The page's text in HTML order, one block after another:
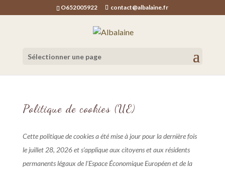
O652005922 contact@albalaine.fr
Sélectionner une page
Politique de cookies (UE)
Cette politique de cookies a été mise à jour pour la dernière fois
le juillet 28, 2026 et s’applique aux citoyens et aux résidents
permanents légaux de l’Espace Économique Européen et de la